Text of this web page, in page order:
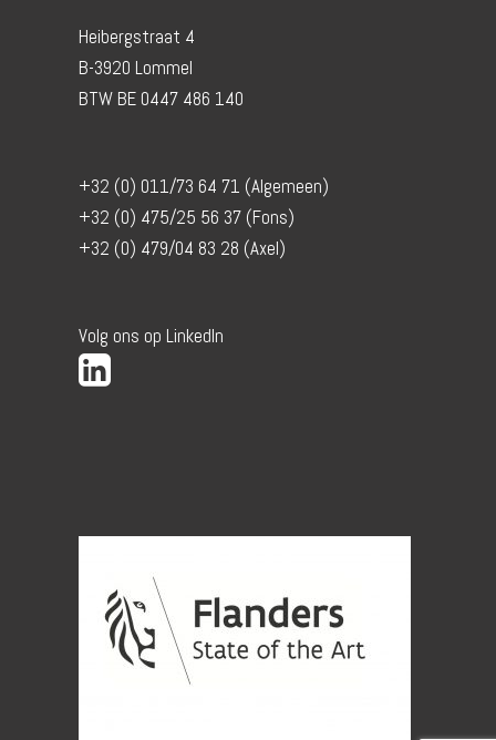
Heibergstraat 4
B-3920 Lommel
BTW BE 0447 486 140
+32 (0) 011/73 64 71 (Algemeen)
+32 (0) 475/25 56 37 (Fons)
+32 (0) 479/04 83 28 (Axel)
Volg ons op LinkedIn